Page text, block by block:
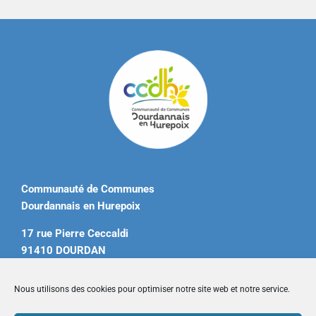
Nous utilisons des cookies pour optimiser notre site web et notre service.
Communauté de Communes
Dourdannais en Hurepoix
17 rue Pierre Ceccaldi
91410 DOURDAN
contact@ccdourdannais.com